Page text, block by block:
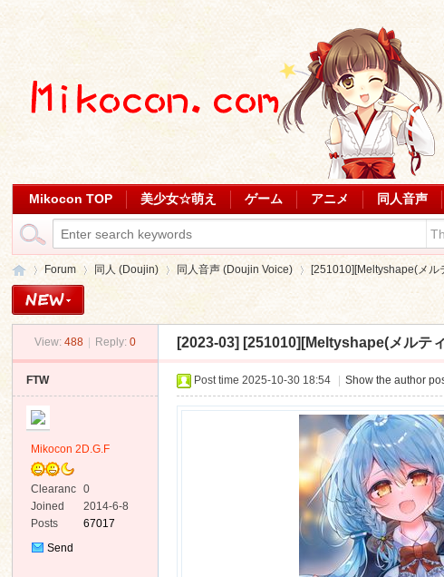
Mikocon TOP 美少女☆萌え ゲーム アニメ 同人音声
Forum
›
同人 (Doujin) 同人音声 (Doujin Voice)
›
[251010][Meltyshape(メル
View: 488 Reply: 0 [2023-03] [251010][Meltyshape(メルテ
FTW
Mikocon 2D.G.F
Clearanc
e
0
Joined
2014-6-8
Posts
67017
Send
Post time 2025-10-30 18:54 Show the author